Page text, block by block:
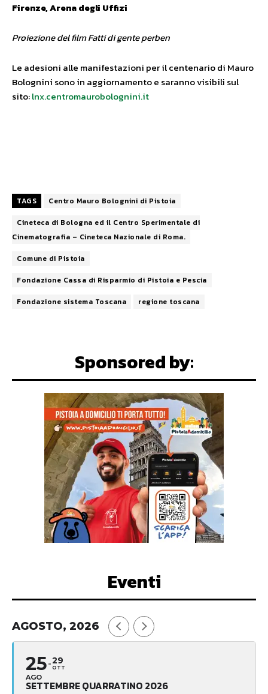
Firenze, Arena degli Uffizi
Proiezione del film Fatti di gente perben
Le adesioni alle manifestazioni per il centenario di Mauro
Bolognini sono in aggiornamento e saranno visibili sul
sito:lnx.centromaurobolognini.it
TAGS
Centro Mauro Bolognini di Pistoia
Cineteca di Bologna ed il Centro Sperimentale di
Cinematografia – Cineteca Nazionale di Roma.
Comune di Pistoia
Fondazione Cassa di Risparmio di Pistoia e Pescia
Fondazione sistema Toscana
regione toscana
Sponsored by:
Eventi
AGOSTO, 2026
25
AGO
29
OTT
SETTEMBRE QUARRATINO 2026